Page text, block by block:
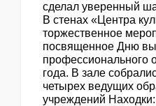
сделал уверенный
В стенах «Центра
торжественное
посвященное Дню
профессионального
года. В зале
четырех ведущих
учреждений Находки: